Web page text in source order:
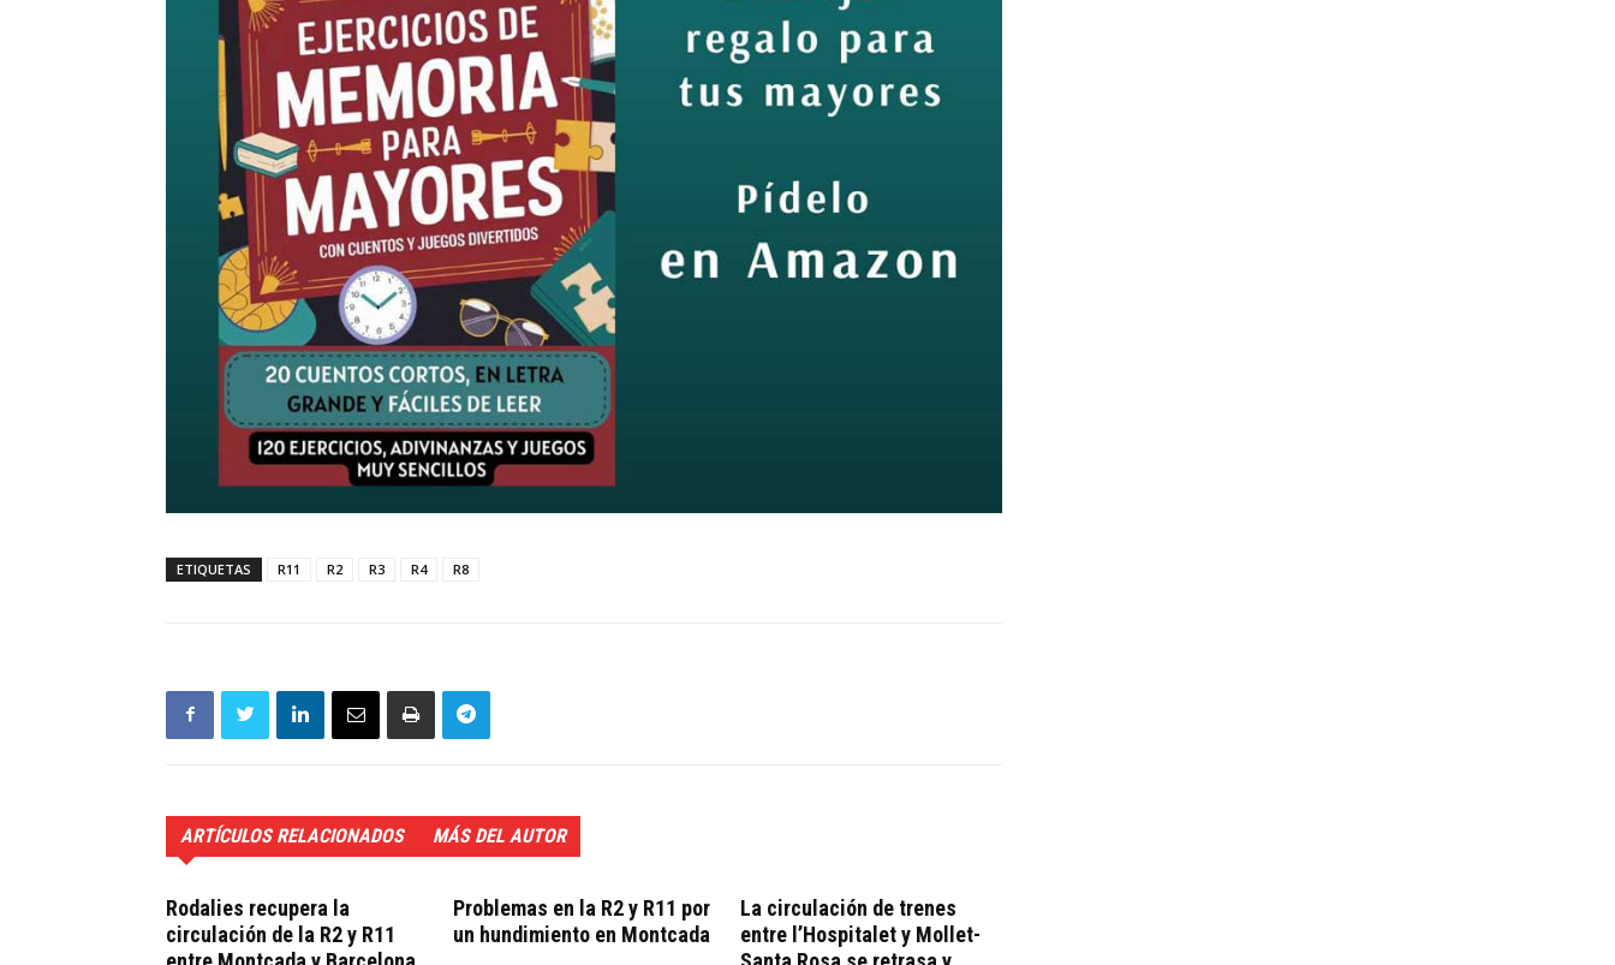
ETIQUETAS R11 R2 R3 R4 R8
ARTÍCULOS RELACIONADOS MÁS DEL AUTOR
Rodalies recupera la
circulación de la R2 y R11
Problemas en la R2 y R11 por
un hundimiento en Montcada
La circulación de trenes
entre l’Hospitalet y Mollet-